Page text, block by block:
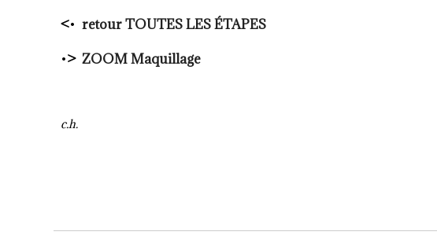
<• retour TOUTES LES ÉTAPES
•> ZOOM Maquillage
c.h.